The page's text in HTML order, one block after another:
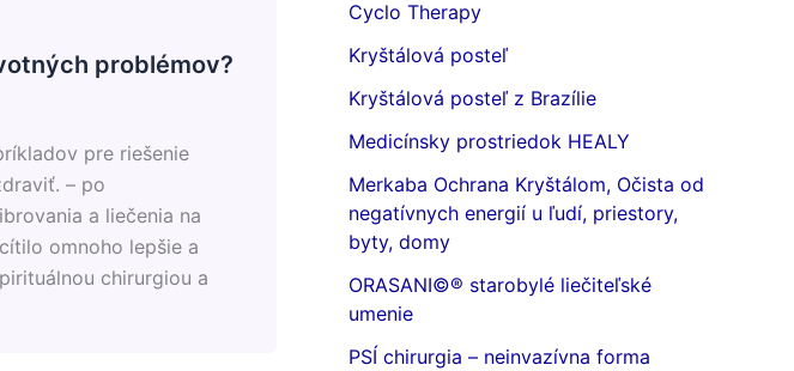
problémov?
pre riešenie
– po
a liečenia na
omnoho lepšie a
chirurgiou a
Cyclo Therapy
Kryštálová posteľ
Kryštálová posteľ z Brazílie
Medicínsky prostriedok HEALY
Merkaba Ochrana Kryštálom, Očista od
negatívnych energií u ľudí, priestory,
byty, domy
ORASANI©® starobylé liečiteľské
umenie
PSÍ chirurgia – neinvazívna forma